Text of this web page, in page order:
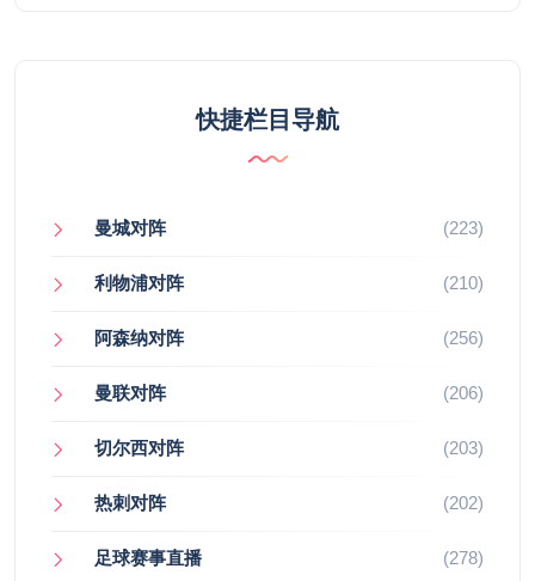
快捷栏目导航
曼城对阵 (223)
利物浦对阵 (210)
阿森纳对阵 (256)
曼联对阵 (206)
切尔西对阵 (203)
热刺对阵 (202)
足球赛事直播 (278)